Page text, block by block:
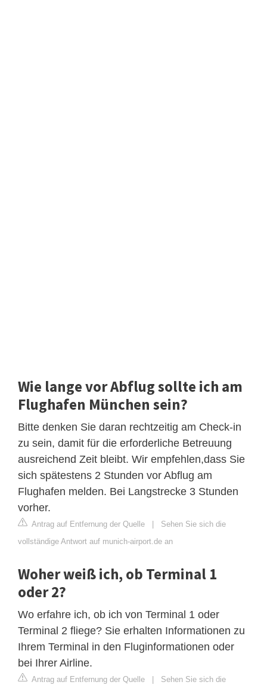
Wie lange vor Abflug sollte ich am
Flughafen München sein?
Bitte denken Sie daran rechtzeitig am Check-in
zu sein, damit für die erforderliche Betreuung
ausreichend Zeit bleibt. Wir empfehlen,dass Sie
sich spätestens 2 Stunden vor Abflug am
Flughafen melden. Bei Langstrecke 3 Stunden
vorher.
Antrag auf Entfernung der Quelle | Sehen Sie sich die
vollständige Antwort auf munich-airport.de an
Woher weiß ich, ob Terminal 1
oder 2?
Wo erfahre ich, ob ich von Terminal 1 oder
Terminal 2 fliege? Sie erhalten Informationen zu
Ihrem Terminal in den Fluginformationen oder
bei Ihrer Airline.
Antrag auf Entfernung der Quelle | Sehen Sie sich die